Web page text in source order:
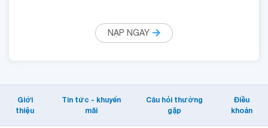
NẠP NGAY
Giới
thiệu
Tin tức - khuyến
mãi
Câu hỏi thường
gặp
Điều
khoản